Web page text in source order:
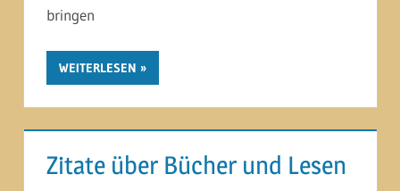
bringen
WEITERLESEN
Zitate über Bücher und Lesen